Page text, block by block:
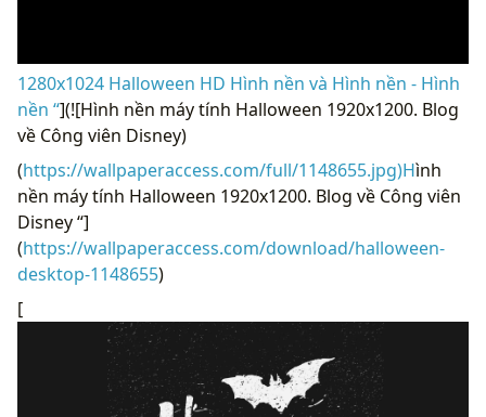
1280x1024 Halloween HD Hình nền và Hình nền - Hình
nền “](![Hình nền máy tính Halloween 1920x1200. Blog
về Công viên Disney)
(https://wallpaperaccess.com/full/1148655.jpg)Hình
nền máy tính Halloween 1920x1200. Blog về Công viên
Disney “]
(https://wallpaperaccess.com/download/halloween-
desktop-1148655)
[